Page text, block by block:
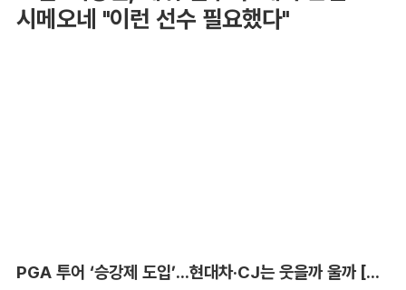
시메오네 "이런 선수 필요했다"
PGA 투어 ‘승강제 도입’...현대차·CJ는 웃을까 울까 [박호윤의 IN&OUT]